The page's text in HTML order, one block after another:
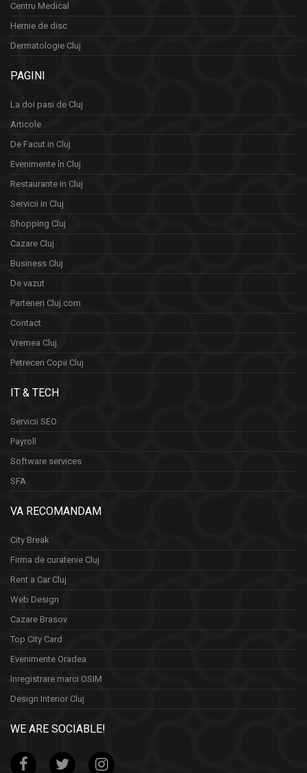
Centru Medical
Hernie de disc
Dermatologie Cluj
PAGINI
La doi pasi de Cluj
Articole
De Facut in Cluj
Evenimente în Cluj
Restaurante in Cluj
Servicii in Cluj
Shopping Cluj
Cazare Cluj
Business Cluj
De vazut
Parteneri Cluj.com
Contact
Vremea Cluj
Petreceri Copii Cluj
IT & TECH
Servicii SEO
Payroll
Software services
SFA
VA RECOMANDAM
City Break
Firma de curatenie Cluj
Rent a Car Cluj
Web Design
Cazare Brasov
Top City Card
Evenimente Oradea
Inregistrare marci OSIM
Design Interior Cluj
WE ARE SOCIABLE!